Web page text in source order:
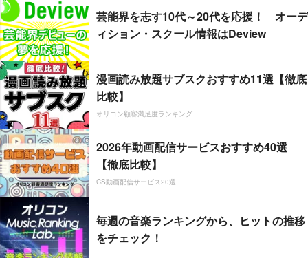
芸能界を志す10代～20代を応援！ オーデ
ィション・スクール情報はDeview
漫画読み放題サブスクおすすめ11選【徹底
比較】
オリコン顧客満足度ランキング
2026年動画配信サービスおすすめ40選
【徹底比較】
CS動画配信サービス20選
毎週の音楽ランキングから、ヒットの推移
をチェック！